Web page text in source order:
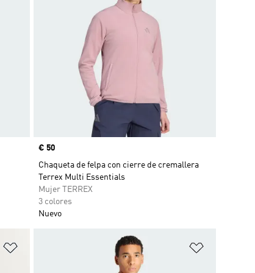
Precio
€ 50
Chaqueta de felpa con cierre de cremallera
Terrex Multi Essentials
Mujer TERREX
3 colores
Nuevo
Añadir a la lista de deseos